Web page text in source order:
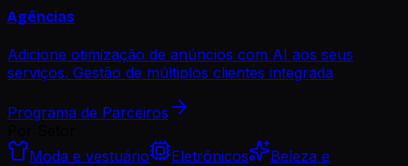
Agências
Adicione otimização de anúncios com AI aos seus
serviços. Gestão de múltiplos clientes integrada
Programa de Parceiros
Moda e vestuário
Eletrônicos
Beleza e